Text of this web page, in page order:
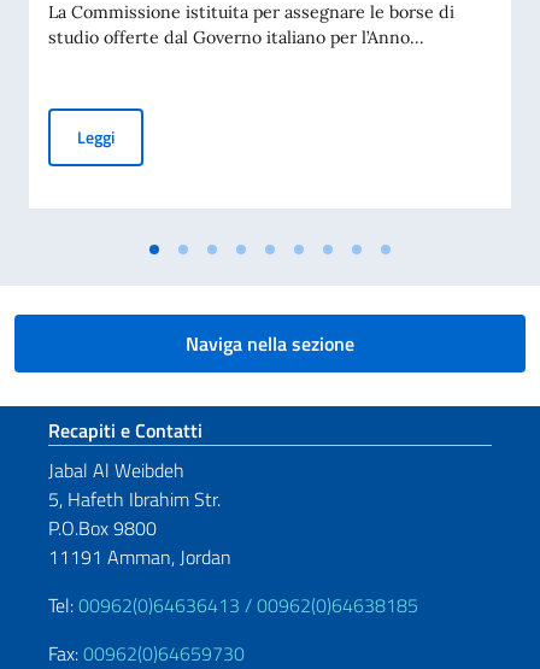
La Commissione istituita per assegnare le borse di
studio offerte dal Governo italiano per l’Anno...
LeggiBorse di studio offerte dal Governo italiano in favore di
Naviga nella sezione
Sezione footer
Recapiti e Contatti
Jabal Al Weibdeh
5, Hafeth Ibrahim Str.
P.O.Box 9800
11191 Amman, Jordan
Tel:00962(0)64636413 /00962(0)64638185
Fax:00962(0)64659730